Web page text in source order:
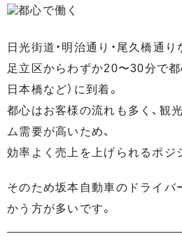
日光街道・明治通り・尾久橋通り
足立区からわずか20〜30分で都
日本橋など）に到着。
都心はお客様の流れも多く、観
ム需要が高いため、
効率よく売上を上げられるポジ
そのため坂本自動車のドライバ
かう方が多いです。